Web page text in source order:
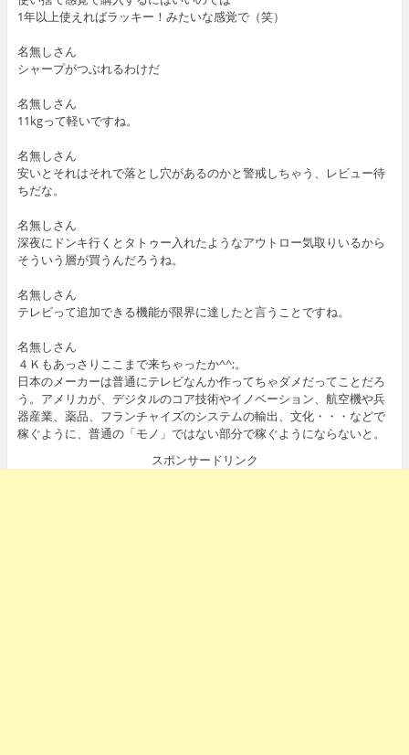
1年以上使えればラッキー！みたいな感覚で（笑）
名無しさん
シャープがつぶれるわけだ
名無しさん
11kgって軽いですね。
名無しさん
安いとそれはそれで落とし穴があるのかと警戒しちゃう、レビュー待
ちだな。
名無しさん
深夜にドンキ行くとタトゥー入れたようなアウトロー気取りいるから
そういう層が買うんだろうね。
名無しさん
テレビって追加できる機能が限界に達したと言うことですね。
名無しさん
４Ｋもあっさりここまで来ちゃったか^^;。
日本のメーカーは普通にテレビなんか作ってちゃダメだってことだろ
う。アメリカが、デジタルのコア技術やイノベーション、航空機や兵
器産業、薬品、フランチャイズのシステムの輸出、文化・・・などで
稼ぐように、普通の「モノ」ではない部分で稼ぐようにならないと。
スポンサードリンク